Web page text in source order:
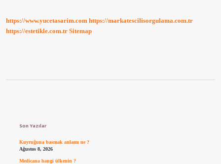
https://www.yucetasarim.com https://markatescilisorgulama.com.tr
https://estetikle.com.tr Sitemap
Son Yazılar
Kuyruğuna basmak anlamı ne ?
Ağustos 8, 2026
Medicana hangi ülkenin ?